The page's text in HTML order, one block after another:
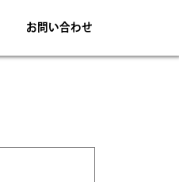
お問い合わせ